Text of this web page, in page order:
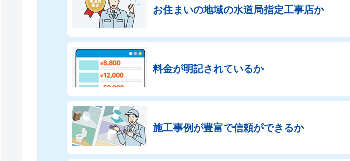
お住まいの地域の水道局指定工事店か
料金が明記されているか
施工事例が豊富で信頼ができるか